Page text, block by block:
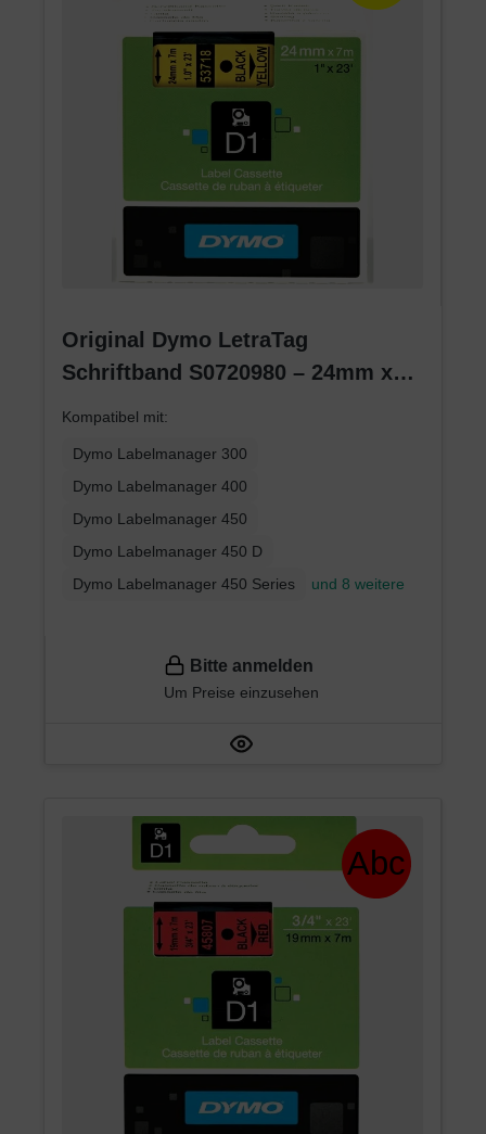
Original Dymo LetraTag
Schriftband S0720980 – 24mm x
Kompatibel mit:
Dymo Labelmanager 300
Dymo Labelmanager 400
Dymo Labelmanager 450
Dymo Labelmanager 450 D
Dymo Labelmanager 450 Series
und 8 weitere
Bitte anmelden
Um Preise einzusehen